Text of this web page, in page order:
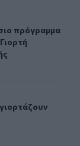
η 12η
πρόγραμμα
πρόγραμμα
Ιουνίου
γιορτάζουν